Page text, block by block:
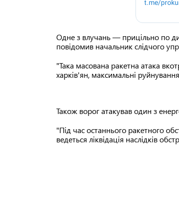
Одне з влучань — прицільно по
повідомив начальник слідчого
"Така масована ракетна атака
харків'ян, максимальні
Також ворог атакував один з
"Під час останнього ракетного
ведеться ліквідація наслідків